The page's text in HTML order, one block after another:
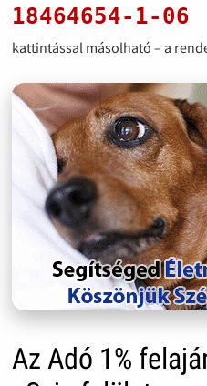
18464654-1-06
kattintással másolható – a
Az Adó 1%